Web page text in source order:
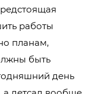
работы
планам,
быть
день